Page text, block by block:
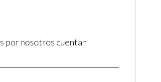
por nosotros cuentan